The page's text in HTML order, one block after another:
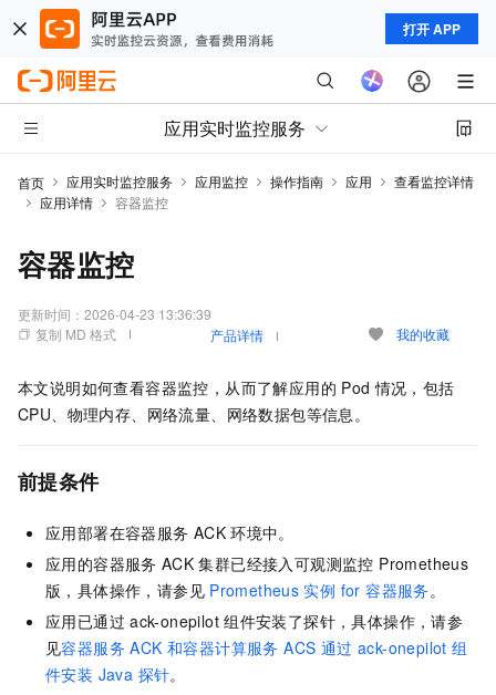
打开 APP
应用实时监控服务
首页 应用实时监控服务 应用监控 操作指南 应用
查看监控详情
应用详情
容器监控
容器监控
更新时间： 2026-04-23 13:36:39
复制 MD 格式
产品详情 我的收藏
本文说明如何查看容器监控，从而了解应用的 Pod 情况，包括
CPU、物理内存、网络流量、网络数据包等信息。
前提条件
应用部署在容器服务 ACK 环境中。
应用的容器服务 ACK 集群已经接入可观测监控 Prometheus
版 ，具体操作，请参见 Prometheus 实例 for 容器服务。
应用已通过 ack-onepilot 组件安装了探针，具体操作，请参
见容器服务 ACK 和容器计算服务 ACS 通过 ack-onepilot 组
件安装 Java 探针。